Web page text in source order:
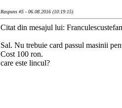
Raspuns #5 - 06.08.2016 (10:19:15)
Citat din mesajul lui:
Sal. Nu trebuie card passul masinii
Cost 100 ron.
care este lincul?